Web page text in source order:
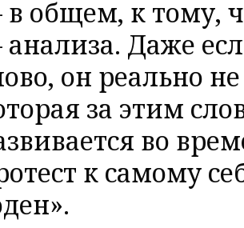
общем, к тому,
Даже
он реально
за этим
во
к самому